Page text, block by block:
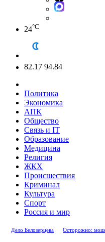
24°C
82.17 94.84
Политика
Экономика
АПК
Общество
Связь и IT
Образование
Медицина
Религия
ЖКХ
Происшествия
Криминал
Культура
Спорт
Россия и мир
Дело Белозерцева Осторожно: